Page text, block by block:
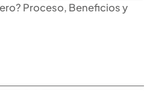
Proceso, Beneficios y